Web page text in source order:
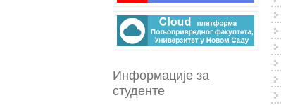
Информације за
студенте